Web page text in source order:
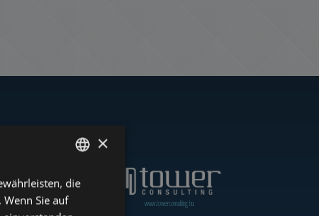
www.towerassistance.com www.towerconsulting.hu
ENGLISH
HUNGARIAN
×
die
Sie auf